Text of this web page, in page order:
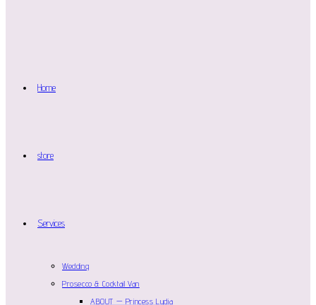
Home
store
Services
Wedding
Prosecco & Cocktail Van
ABOUT — Princess Lydia